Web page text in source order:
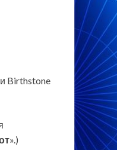
Birthstone
».)